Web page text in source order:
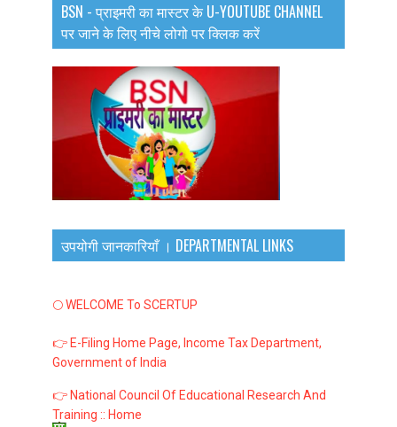
BSN - प्राइमरी का मास्टर के U-YOUTUBE CHANNEL
पर जाने के लिए नीचे लोगो पर क्लिक करें
उपयोगी जानकारियाँ । DEPARTMENTAL LINKS
🌕 WELCOME To SCERTUP
👉 E-Filing Home Page, Income Tax Department,
Government of India
👉 National Council Of Educational Research And
Training :: Home